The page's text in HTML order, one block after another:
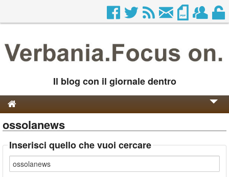
Il blog con il giornale dentro
Genesi e Storia
Contatti
ossolanews
Inserisci quello che vuoi cercare